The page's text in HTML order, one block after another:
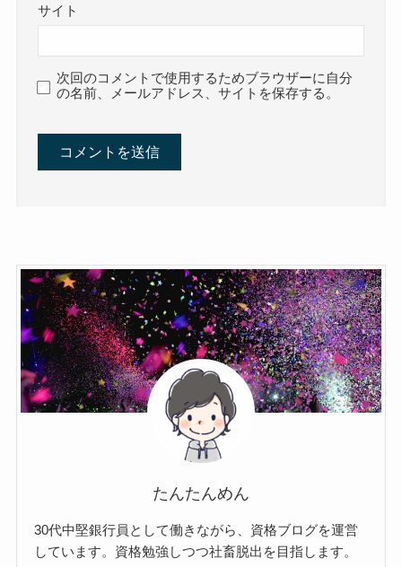
サイト
次回のコメントで使用するためブラウザーに自分
の名前、メールアドレス、サイトを保存する。
たんたんめん
30代中堅銀行員として働きながら、資格ブログを運営
しています。資格勉強しつつ社畜脱出を目指します。